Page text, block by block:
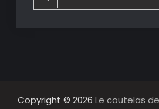
Copyright © 2026Le coutelas